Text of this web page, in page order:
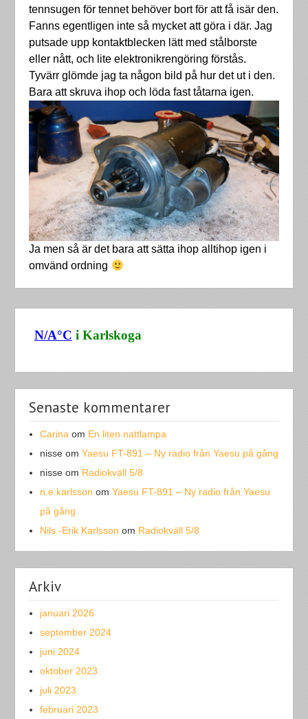
tennsugen för tennet behöver bort för att få isär den.
Fanns egentligen inte så mycket att göra i där. Jag
putsade upp kontaktblecken lätt med stålborste
eller nått, och lite elektronikrengöring förstås.
Tyvärr glömde jag ta någon bild på hur det ut i den.
Bara att skruva ihop och löda fast tåtarna igen.
Ja men så är det bara att sätta ihop alltihop igen i
omvänd ordning
Senaste kommentarer
Carina om En liten nattlampa
nisse omYaesu FT-891 – Ny radio från Yaesu på gång
nisse om Radiokväll 5/8
n.e.karlsson omYaesu FT-891 – Ny radio från Yaesu
på gång
Nils -Erik Karlsson om Radiokväll 5/8
Arkiv
januari 2026
september 2024
juni 2024
oktober 2023
juli 2023
februari 2023